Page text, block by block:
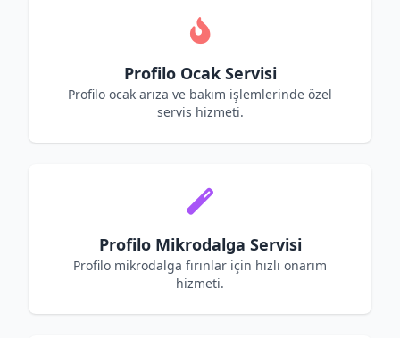
Profilo Ocak Servisi
Profilo ocak arıza ve bakım işlemlerinde özel
servis hizmeti.
Profilo Mikrodalga Servisi
Profilo mikrodalga fırınlar için hızlı onarım
hizmeti.